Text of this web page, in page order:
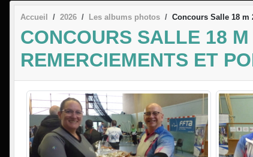
Accueil 2026 Les albums photos Concours Salle 18 m
CONCOURS SALLE 18
REMERCIEMENTS ET